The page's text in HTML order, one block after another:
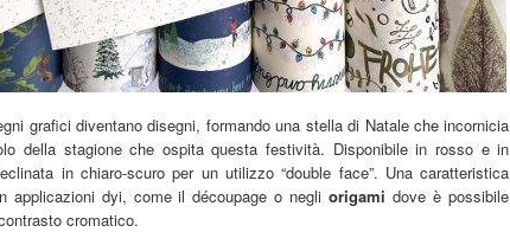
grafici diventano disegni, formando una stella di Natale che incornicia
della stagione che ospita questa festività. Disponibile in rosso e in
in chiaro-scuro per un utilizzo “double face”. Una caratteristica
applicazioni dyi, come il découpage o negliorigamidove è possibile
cromatico.